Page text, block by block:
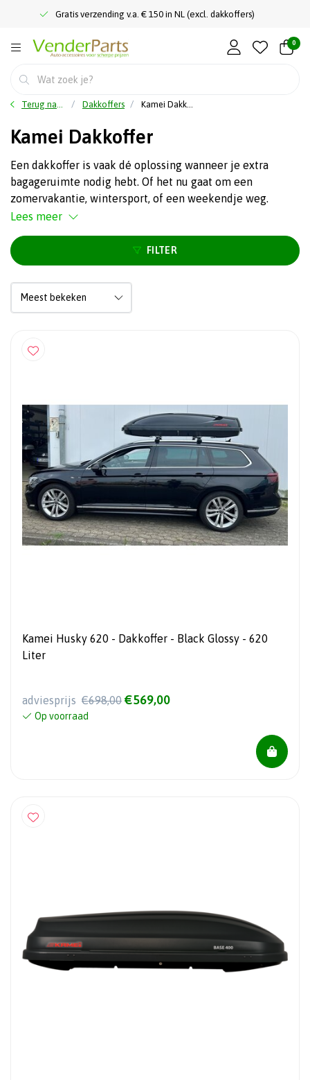
Gratis verzending v.a. € 150 in NL (excl. dakkoffers)
0
Terug naar home Dakkoffers Kamei Dakkoffer
Kamei Dakkoffer
Een dakkoffer is vaak dé oplossing wanneer je extra
bagageruimte nodig hebt. Of het nu gaat om een
zomervakantie, wintersport, of een weekendje weg.
Lees meer
FILTER
Kamei Husky 620 - Dakkoffer - Black Glossy - 620
Liter
adviesprijs €698,00 €569,00
Op voorraad